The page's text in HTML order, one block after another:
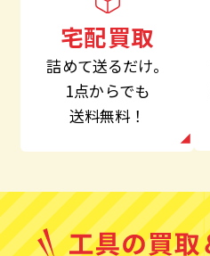
宅配買取
詰めて送るだけ。
1点からでも
送料無料！